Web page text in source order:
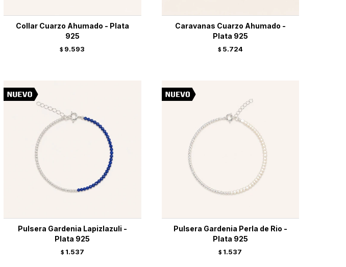
Collar Cuarzo Ahumado - Plata
925
$ 9.593
Caravanas Cuarzo Ahumado -
Plata 925
$ 5.724
Pulsera Gardenia Lapizlazuli -
Plata 925
$ 1.537
Pulsera Gardenia Perla de Rio -
Plata 925
$ 1.537